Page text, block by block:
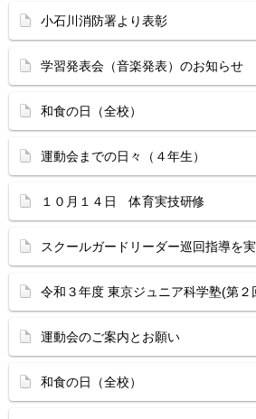
小石川消防署より表彰
学習発表会（音楽発表）のお知らせ
和食の日（全校）
運動会までの日々（４年生）
１０月１４日 体育実技研修
スクールガードリーダー巡回指導を
令和３年度 東京ジュニア科学塾(第２
運動会のご案内とお願い
和食の日（全校）